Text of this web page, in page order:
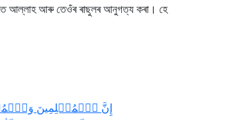
আল্লাহ আৰু তেওঁৰ ৰাছুলৰ আনুগত্য কৰা। হে
إِنَّ ٱلۡمُسۡلِمِينَ